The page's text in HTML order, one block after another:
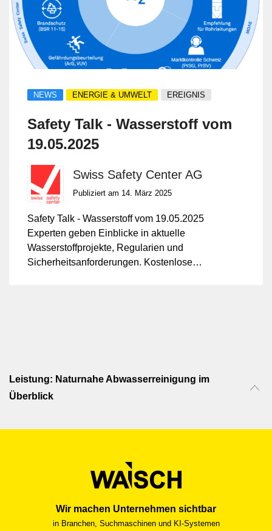
NEWS ENERGIE & UMWELT EREIGNIS
Safety Talk - Wasserstoff vom
19.05.2025
Swiss Safety Center AG
Publiziert am 14. März 2025
Safety Talk - Wasserstoff vom 19.05.2025
Experten geben Einblicke in aktuelle
Wasserstoffprojekte, Regularien und
Sicherheitsanforderungen. Kostenlose
Leistung: Naturnahe Abwasserreinigung im
Überblick
Wir machen Unternehmen sichtbar
in Branchen, Suchmaschinen und KI-Systemen